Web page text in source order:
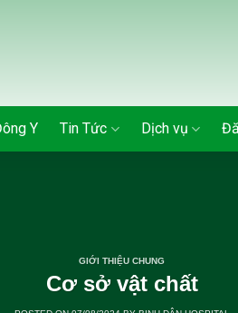
Y Tin Tức Dịch vụ
GIỚI THIỆU CHUNG
Cơ sở vật chất